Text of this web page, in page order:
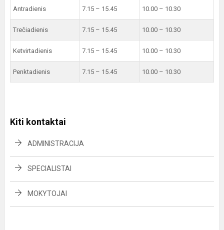
Antradienis 7.15 – 15.45 10.00 – 10.30
Trečiadienis 7.15 – 15.45 10.00 – 10.30
Ketvirtadienis 7.15 – 15.45 10.00 – 10.30
Penktadienis 7.15 – 15.45 10.00 – 10.30
Kiti kontaktai
ADMINISTRACIJA
SPECIALISTAI
MOKYTOJAI